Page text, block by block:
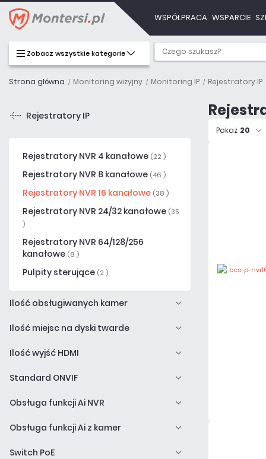
WSPÓŁPRACA WSPARCIE
Zobacz wszystkie kategorie
Strona główna Monitoring wizyjny Monitoring IP Rejestratory IP
Rejestratory IP
Rejestratory NVR 4 kanałowe (22 )
Rejestratory NVR 8 kanałowe (46 )
Rejestratory NVR 16 kanałowe (38 )
Rejestratory NVR 24/32 kanałowe (35
)
Rejestratory NVR 64/128/256
kanałowe (8 )
Pulpity sterujące (2 )
Ilość obsługiwanych kamer
Ilość miejsc na dyski twarde
Ilość wyjść HDMI
Standard ONVIF
Obsługa funkcji Ai NVR
Obsługa funkcji Ai z kamer
Switch PoE
Pokaż 20